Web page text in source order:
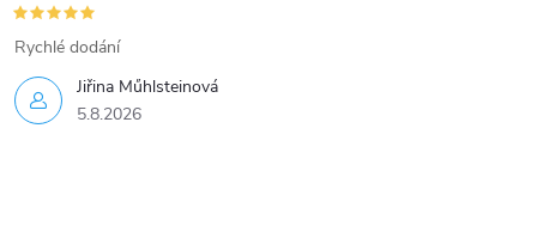
Jiřina Műhlsteinová
5.8.2026
Rychlé dodání